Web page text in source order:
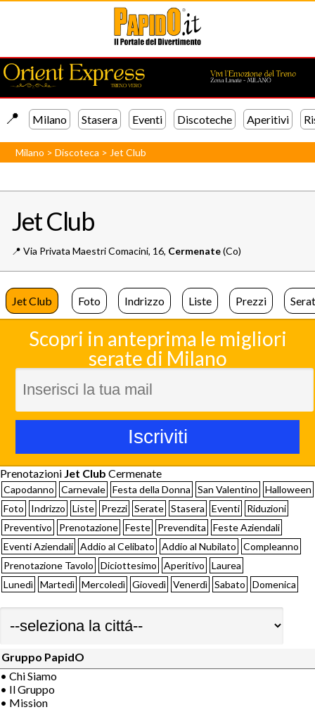
📍️ Milano Stasera Eventi Discoteche Aperitivi
Milano >Discoteca > Jet Club
Jet Club
📍️ Via Privata Maestri Comacini, 16, Cermenate(Co)
Jet Club Foto Indrizzo Liste Prezzi
Scopri in anteprima le migliori
serate di Milano
Prenotazioni Jet Club Cermenate
Capodanno Carnevale Festa della Donna San Valentino
Halloween
Foto
Indrizzo Liste Prezzi Serate Stasera Eventi
Riduzioni
Preventivo
Prenotazione Feste Prevendita
Feste Aziendali
Eventi Aziendali Addio al Celibato Addio al Nubilato
Compleanno
Prenotazione Tavolo
Diciottesimo Aperitivo
Laurea
Lunedì Martedì Mercoledì Giovedì Venerdì Sabato Domenica
Gruppo PapidO
• Chi Siamo
• Il Gruppo
• Mission